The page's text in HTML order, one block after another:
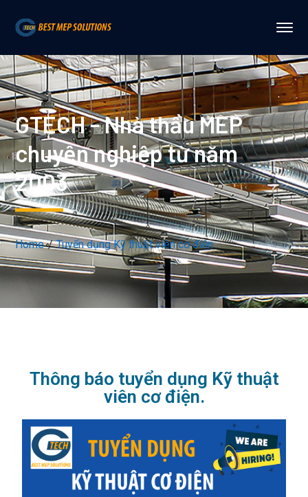
GTECH - Nhà thầu MEP
chuyên nghiệp từ năm
2003
Home Tuyển dụng Kỹ thuật viên cơ điện
Thông báo tuyển dụng Kỹ thuật
viên cơ điện.